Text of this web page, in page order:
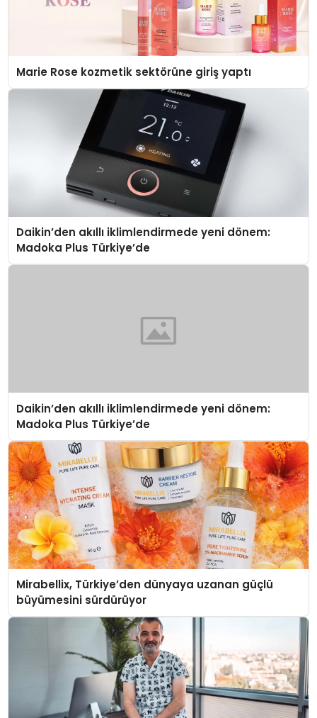
Marie Rose kozmetik sektörüne giriş yaptı
Daikin’den akıllı iklimlendirmede yeni dönem:
Madoka Plus Türkiye’de
Daikin’den akıllı iklimlendirmede yeni dönem:
Madoka Plus Türkiye’de
Mirabellix, Türkiye’den dünyaya uzanan güçlü
büyümesini sürdürüyor